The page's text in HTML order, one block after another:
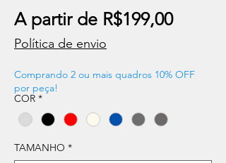
A partir de R$199,00Preço
Política de envio
Comprando 2 ou mais quadros 10% OFF
por peça!
COR *
TAMANHO *